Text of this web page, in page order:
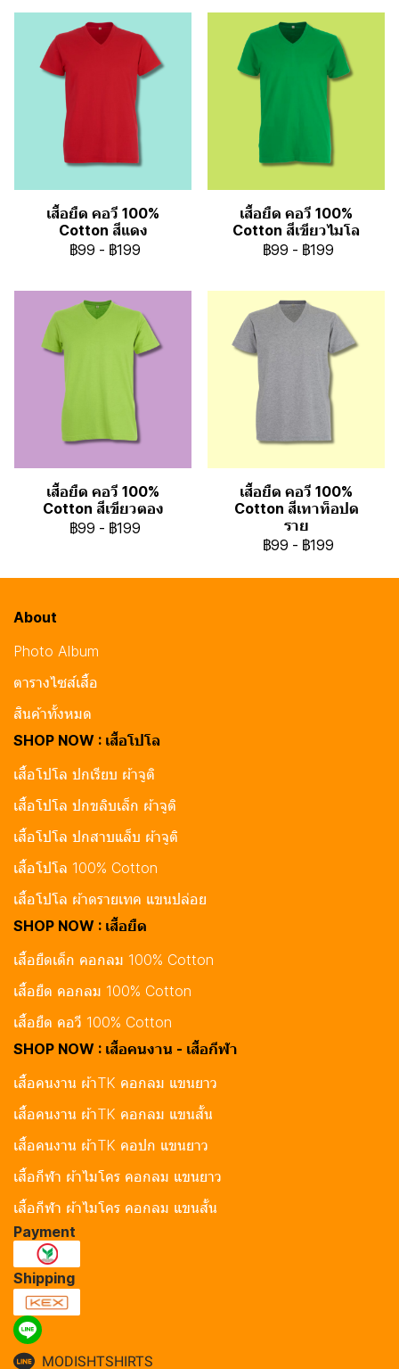
เสื้อยืด คอวี 100%
Cotton สีแดง
฿99 - ฿199
เสื้อยืด คอวี 100%
Cotton สีเขียวไมโล
฿99 - ฿199
เสื้อยืด คอวี 100%
Cotton สีเขียวตอง
฿99 - ฿199
เสื้อยืด คอวี 100%
Cotton สีเทาท็อปด
ราย
฿99 - ฿199
About
Photo Album
ตารางไซส์เสื้อ
สินค้าทั้งหมด
SHOP NOW : เสื้อโปโล
เสื้อโปโล ปกเรียบ ผ้าจูติ
เสื้อโปโล ปกขลิบเล็ก ผ้าจูติ
เสื้อโปโล ปกสาบแล็บ ผ้าจูติ
เสื้อโปโล 100% Cotton
เสื้อโปโล ผ้าดรายเทค แขนปล่อย
SHOP NOW : เสื้อยืด
เสื้อยืดเด็ก คอกลม 100% Cotton
เสื้อยืด คอกลม 100% Cotton
เสื้อยืด คอวี 100% Cotton
SHOP NOW : เสื้อคนงาน - เสื้อกีฬา
เสื้อคนงาน ผ้าTK คอกลม แขนยาว
เสื้อคนงาน ผ้าTK คอกลม แขนสั้น
เสื้อคนงาน ผ้าTK คอปก แขนยาว
เสื้อกีฬา ผ้าไมโคร คอกลม แขนยาว
เสื้อกีฬา ผ้าไมโคร คอกลม แขนสั้น
Payment
Shipping
MODISHTSHIRTS